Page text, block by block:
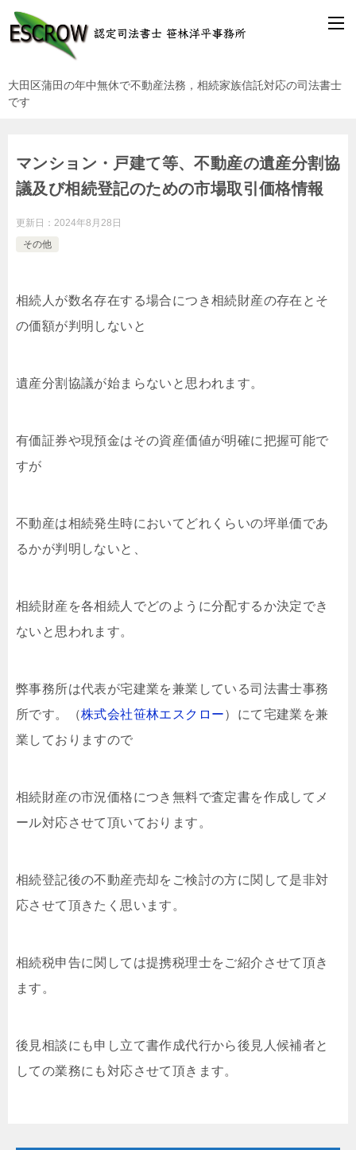
大田区蒲田の年中無休で不動産法務，相続家族信託対応の司法書士
です
マンション・戸建て等、不動産の遺産分割協
議及び相続登記のための市場取引価格情報
更新日： 2024年8月28日
その他
相続人が数名存在する場合につき相続財産の存在とそ
の価額が判明しないと
遺産分割協議が始まらないと思われます。
有価証券や現預金はその資産価値が明確に把握可能で
すが
不動産は相続発生時においてどれくらいの坪単価であ
るかが判明しないと、
相続財産を各相続人でどのように分配するか決定でき
ないと思われます。
弊事務所は代表が宅建業を兼業している司法書士事務
所です。（株式会社笹林エスクロー）にて宅建業を兼
業しておりますので
相続財産の市況価格につき無料で査定書を作成してメ
ール対応させて頂いております。
相続登記後の不動産売却をご検討の方に関して是非対
応させて頂きたく思います。
相続税申告に関しては提携税理士をご紹介させて頂き
ます。
後見相談にも申し立て書作成代行から後見人候補者と
しての業務にも対応させて頂きます。